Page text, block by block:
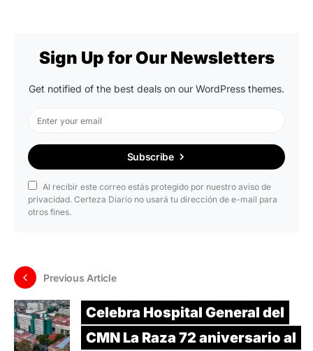
Sign Up for Our Newsletters
Get notified of the best deals on our WordPress themes.
Subscribe
Al recibir este correo estás protegido por nuestro aviso de
privacidad. Certeza Diario no usará tu dirección de e-mail para
otros fines.
Previous Article
Celebra Hospital General del
CMN La Raza 72 aniversario al